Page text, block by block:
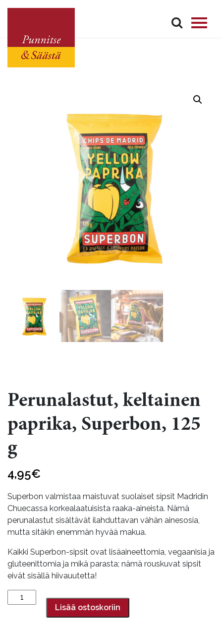
Perunalastut, keltainen
paprika, Superbon, 125
g
4,95€
Superbon valmistaa maistuvat suolaiset sipsit Madridin
Chuecassa korkealaatuisista raaka-aineista. Nämä
perunalastut sisältävät ilahduttavan vähän ainesosia,
mutta sitäkin enemmän hyvää makua.
Kaikki Superbon-sipsit ovat lisäaineettomia, vegaanisia ja
gluteenittomia ja mikä parasta; nämä rouskuvat sipsit
eivät sisällä hiivauutetta!
Perunalastut,
keltainen
Lisää ostoskoriin